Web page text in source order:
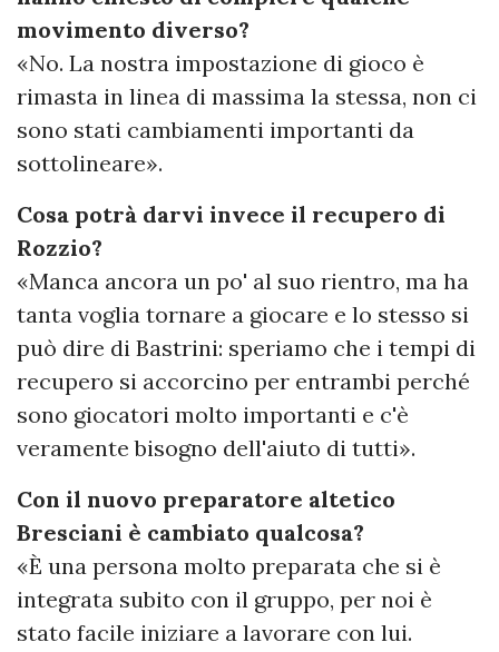
movimento diverso?
«No. La nostra impostazione di gioco è
rimasta in linea di massima la stessa, non ci
sono stati cambiamenti importanti da
sottolineare».
Cosa potrà darvi invece il recupero di
Rozzio?
«Manca ancora un po' al suo rientro, ma ha
tanta voglia tornare a giocare e lo stesso si
può dire di Bastrini: speriamo che i tempi di
recupero si accorcino per entrambi perché
sono giocatori molto importanti e c'è
veramente bisogno dell'aiuto di tutti».
Con il nuovo preparatore altetico
Bresciani è cambiato qualcosa?
«È una persona molto preparata che si è
integrata subito con il gruppo, per noi è
stato facile iniziare a lavorare con lui.